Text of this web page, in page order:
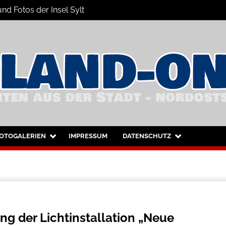
Fotos der Insel Sylt
Sylt und Westerland
IMPRESSUM DATENSCHUTZ
der Lichtinstallation „Neue